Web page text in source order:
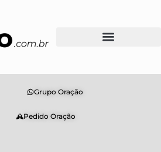
Grupo Oração
Pedido Oração